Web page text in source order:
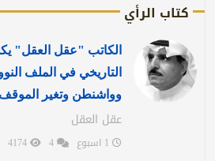
كتاب الرأي
الكاتب "عقل العقل"
التاريخي في الملف
وواشنطن وتغير الموقف
عقل العقل